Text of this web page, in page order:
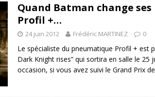
Quand Batman change ses
Profil +…
24 juin 2012 Frédéric MARTINEZ 0
Le spécialiste du pneumatique Profil + est
Dark Knight rises” qui sortira en salle le 25
occasion, si vous avez suivi le Grand Prix